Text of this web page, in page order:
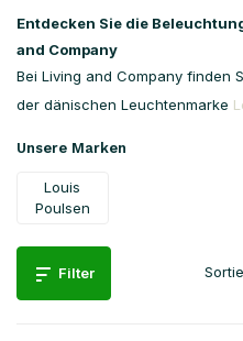
Entdecken Sie die
and Company
Bei Living and Company finden
der dänischen Leuchtenmarke
Unsere Marken
Louis
Poulsen
Filter